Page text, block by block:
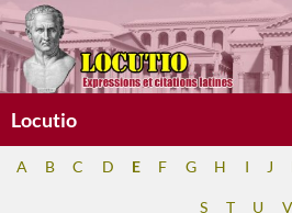
Aller
au
contenu
Locutio
A B C D E F G H I J
S T U V